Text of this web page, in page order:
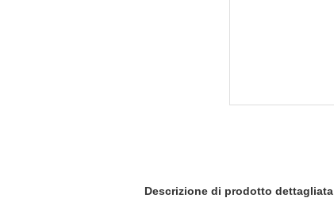
Descrizione di prodotto dettagliata